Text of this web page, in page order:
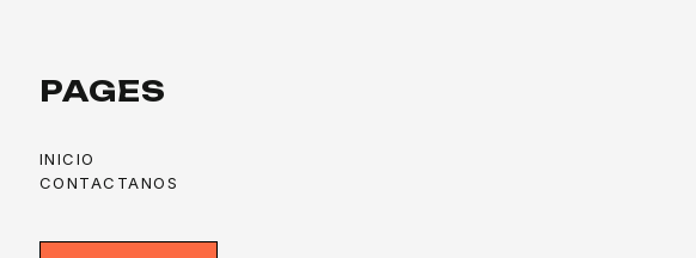
PAGES
INICIO
CONTACTANOS